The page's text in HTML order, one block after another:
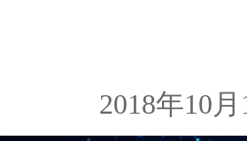
2018年10